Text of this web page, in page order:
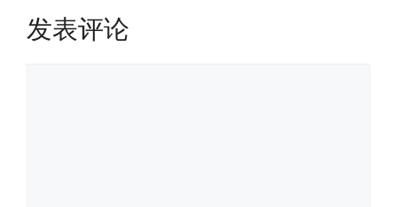
发表评论